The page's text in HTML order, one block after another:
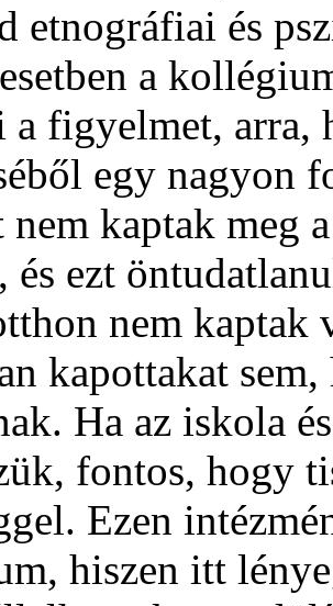
etnográfiai és
a
figyelmet, arra,
egy nagyon
nem kaptak meg
és ezt
nem kaptak
kapottakat
Ha az iskola
fontos, hogy
Ezen
hiszen itt